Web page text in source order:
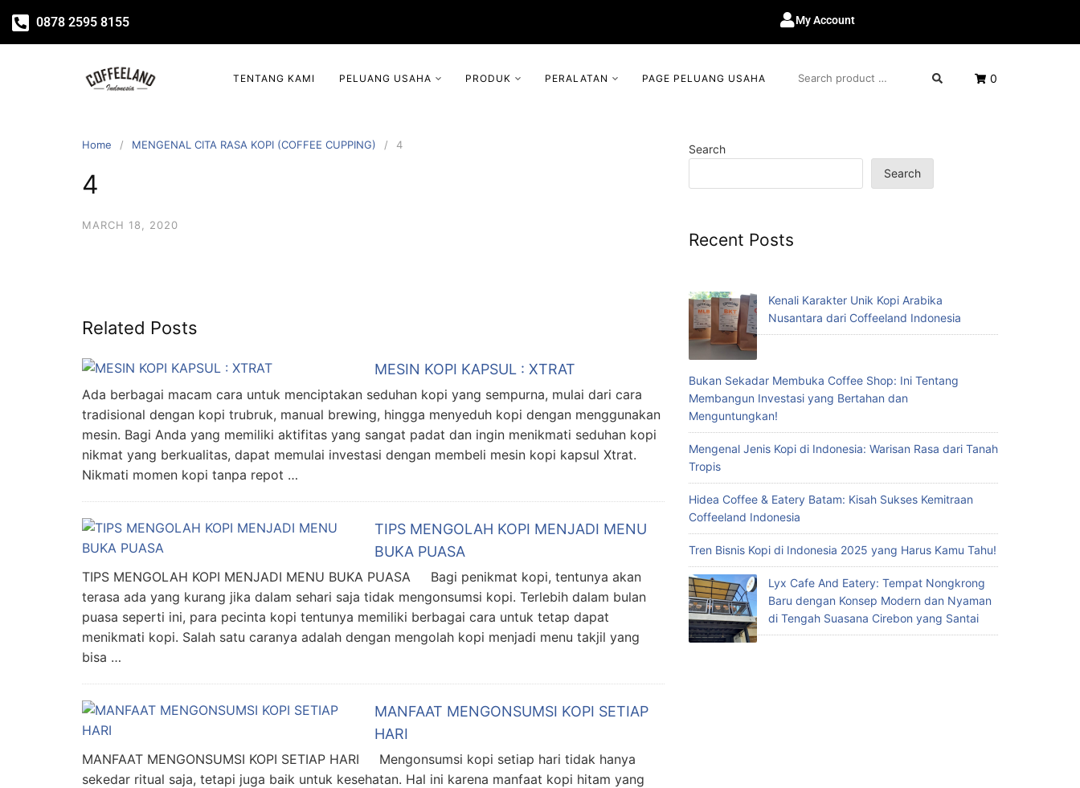
0878 2595 8155 My Account
0
TENTANG KAMI PELUANG USAHA PRODUK PERALATAN PAGE PELUANG USAHA
Home MENGENAL CITA RASA KOPI (COFFEE CUPPING) 4
4
MARCH 18, 2020
Related Posts
MESIN KOPI KAPSUL : XTRAT
Ada berbagai macam cara untuk menciptakan seduhan kopi yang sempurna, mulai dari cara
tradisional dengan kopi trubruk, manual brewing, hingga menyeduh kopi dengan menggunakan
mesin. Bagi Anda yang memiliki aktifitas yang sangat padat dan ingin menikmati seduhan kopi
nikmat yang berkualitas, dapat memulai investasi dengan membeli mesin kopi kapsul Xtrat.
Nikmati momen kopi tanpa repot …
TIPS MENGOLAH KOPI MENJADI MENU
BUKA PUASA
TIPS MENGOLAH KOPI MENJADI MENU BUKA PUASA Bagi penikmat kopi, tentunya akan
terasa ada yang kurang jika dalam sehari saja tidak mengonsumsi kopi. Terlebih dalam bulan
puasa seperti ini, para pecinta kopi tentunya memiliki berbagai cara untuk tetap dapat
menikmati kopi. Salah satu caranya adalah dengan mengolah kopi menjadi menu takjil yang
bisa …
MANFAAT MENGONSUMSI KOPI SETIAP
HARI
MANFAAT MENGONSUMSI KOPI SETIAP HARI Mengonsumsi kopi setiap hari tidak hanya
sekedar ritual saja, tetapi juga baik untuk kesehatan. Hal ini karena manfaat kopi hitam yang
Search
Search
Recent Posts
Kenali Karakter Unik Kopi Arabika
Nusantara dari Coffeeland Indonesia
Bukan Sekadar Membuka Coffee Shop: Ini Tentang
Membangun Investasi yang Bertahan dan
Menguntungkan!
Mengenal Jenis Kopi di Indonesia: Warisan Rasa dari Tanah
Tropis
Hidea Coffee & Eatery Batam: Kisah Sukses Kemitraan
Coffeeland Indonesia
Tren Bisnis Kopi di Indonesia 2025 yang Harus Kamu Tahu!
Lyx Cafe And Eatery: Tempat Nongkrong
Baru dengan Konsep Modern dan Nyaman
di Tengah Suasana Cirebon yang Santai